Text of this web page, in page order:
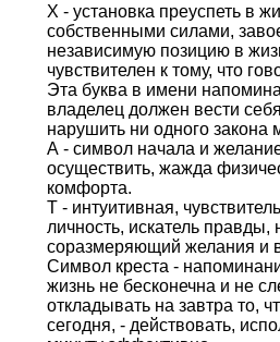
Х - установка преуспеть в
собственными силами,
независимую позицию в
чувствителен к тому, что
Эта буква в имени
владелец должен вести
нарушить ни одного закона
А - символ начала и
осуществить, жажда
комфорта.
Т - интуитивная,
личность, искатель правды,
соразмеряющий желания и
Символ креста -
жизнь не бесконечна и не
откладывать на завтра то,
сегодня, - действовать,